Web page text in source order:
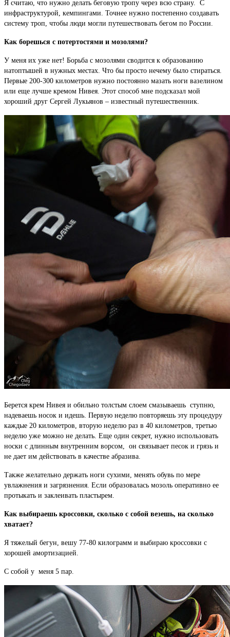
Я считаю, что нужно делать беговую тропу через всю страну. С
инфраструктурой, кемпингами. Точнее нужно постепенно создавать
систему троп, чтобы люди могли путешествовать бегом по России.
Как борешься с потертостями и мозолями?
У меня их уже нет! Борьба с мозолями сводится к образованию
натоптышей в нужных местах. Что бы просто нечему было стираться.
Первые 200-300 километров нужно постоянно мазать ноги вазелином
или еще лучше кремом Нивея. Этот способ мне подсказал мой
хороший друг Сергей Лукьянов – известный путешественник.
Берется крем Нивея и обильно толстым слоем смазываешь ступню,
надеваешь носок и идешь. Первую неделю повторяешь эту процедуру
каждые 20 километров, вторую неделю раз в 40 километров, третью
неделю уже можно не делать. Еще один секрет, нужно использовать
носки с длинным внутренним ворсом, он связывает песок и грязь и
не дает им действовать в качестве абразива.
Также желательно держать ноги сухими, менять обувь по мере
увлажнения и загрязнения. Если образовалась мозоль оперативно ее
протыкать и заклеивать пластырем.
Как выбираешь кроссовки, сколько с собой везешь, на сколько
хватает?
Я тяжелый бегун, вешу 77-80 килограмм и выбираю кроссовки с
хорошей амортизацией.
С собой у меня 5 пар.